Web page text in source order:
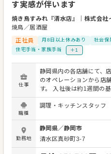
す実感が伴います
焼き鳥すみれ『清水店』
株式会社
焼鳥／居酒屋
正社員
月8日以上休みあり 社会保
住宅手当・家族手当
＋1
仕事
静岡県内の各店舗にて、
のオペレーションから店
す。 入社後は約1週間の基礎研修で基本知識を学んだ後、
店舗へ配属となるため安
理、接客などの現場業務
ト作成やスタッフ評価と
い。3ヶ月目以降は、売上
ング、イベント企画など
を持って実務ベースで店長業
職種
調理・キッチンスタッフ
勤務地
静岡県／静岡市
清水区真砂町3-7